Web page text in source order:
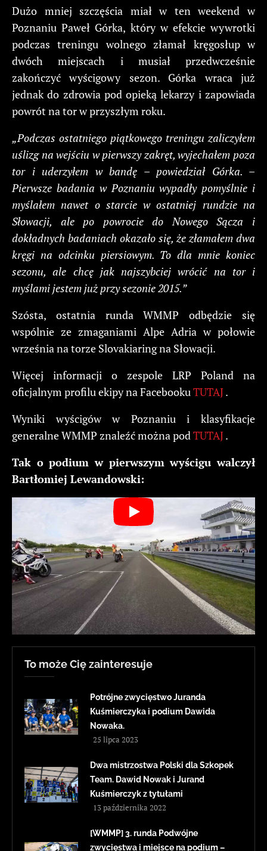
Dużo mniej szczęścia miał w ten weekend w
Poznaniu Paweł Górka, który w efekcie wywrotki
podczas treningu wolnego złamał kręgosłup w
dwóch miejscach i musiał przedwcześnie
zakończyć wyścigowy sezon. Górka wraca już
jednak do zdrowia pod opieką lekarzy i zapowiada
powrót na tor w przyszłym roku.
„Podczas ostatniego piątkowego treningu zaliczyłem
uślizg na wejściu w pierwszy zakręt, wyjechałem poza
tor i uderzyłem w bandę – powiedział Górka. –
Pierwsze badania w Poznaniu wypadły pomyślnie i
myślałem nawet o starcie w ostatniej rundzie na
Słowacji, ale po powrocie do Nowego Sącza i
dokładnych badaniach okazało się, że złamałem dwa
kręgi na odcinku piersiowym. To dla mnie koniec
sezonu, ale chcę jak najszybciej wrócić na tor i
myślami jestem już przy sezonie 2015.”
Szósta, ostatnia runda WMMP odbędzie się
wspólnie ze zmaganiami Alpe Adria w połowie
września na torze Slovakiaring na Słowacji.
Więcej informacji o zespole LRP Poland na
oficjalnym profilu ekipy na FacebookuTUTAJ.
Wyniki wyścigów w Poznaniu i klasyfikacje
generalne WMMP znaleźć można podTUTAJ.
Tak o podium w pierwszym wyścigu walczył
Bartłomiej Lewandowski:
To może Cię zainteresuje
Potrójne zwycięstwo Juranda
Kuśmierczyka i podium Dawida
Nowaka.
25 lipca 2023
Dwa mistrzostwa Polski dla Szkopek
Team. Dawid Nowak i Jurand
Kuśmierczyk z tytułami
13 października 2022
[WMMP] 3. runda Podwójne
zwycięstwa i miejsce na podium –